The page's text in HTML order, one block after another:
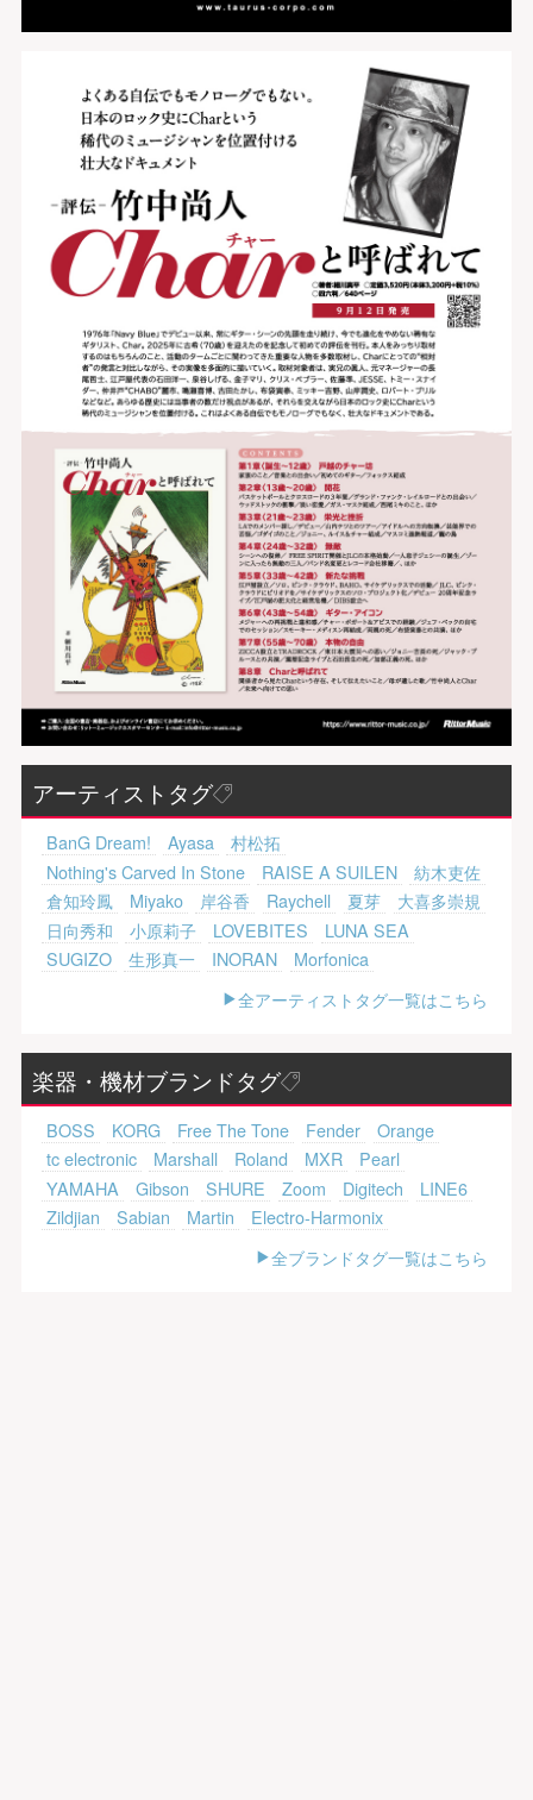
アーティストタグ
BanG Dream! Ayasa
村松拓
Nothing's Carved In Stone
RAISE A SUILEN
紡木吏佐
倉知玲鳳
Miyako 岸谷香 Raychell 夏芽
大喜多崇規
日向秀和
小原莉子 LOVEBITES
LUNA SEA
SUGIZO
生形真一 INORAN
Morfonica
全アーティストタグ一覧はこちら
楽器・機材ブランドタグ
BOSS KORG Free The Tone Fender
Orange
tc electronic
Marshall Roland MXR
Pearl
YAMAHA
Gibson SHURE Zoom Digitech
LINE6
Zildjian
Sabian Martin
Electro-Harmonix
全ブランドタグ一覧はこちら